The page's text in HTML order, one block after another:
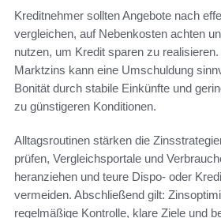
Kreditnehmer sollten Angebote nach
vergleichen, auf Nebenkosten achten
nutzen, um Kredit sparen zu
Marktzins kann eine Umschuldung
Bonität durch stabile Einkünfte und
zu günstigeren Konditionen.
Alltagsroutinen stärken die
prüfen, Vergleichsportale und
heranziehen und teure Dispo- oder
vermeiden. Abschließend gilt:
regelmäßige Kontrolle, klare Ziele und